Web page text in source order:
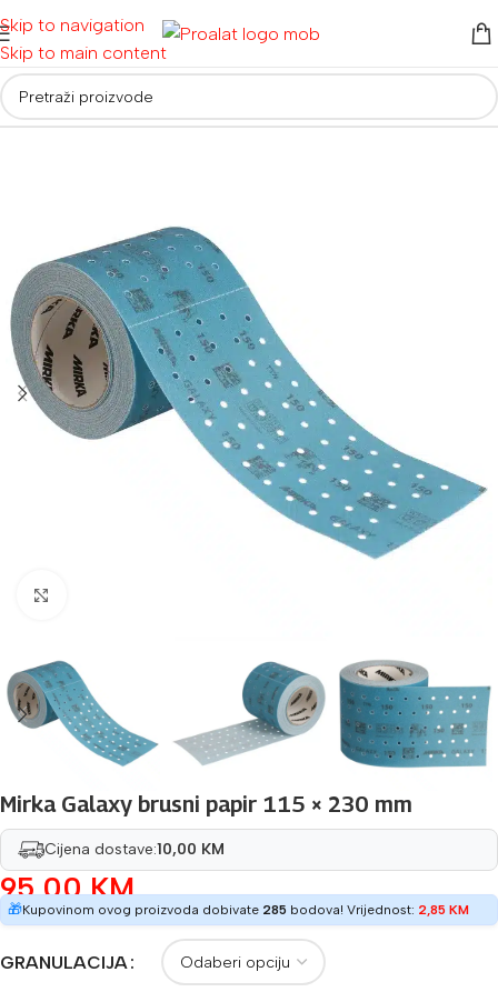
Skip to navigation
Skip to main content
Početna/ Auto detailing i oprema
Mirka Galaxy brusni papir 115 × 230 mm
Cijena dostave:10,00 KM
95,00KM
🎁Kupovinom ovog proizvoda dobivate 285 bodova! Vrijednost: 2,85 KM
GRANULACIJA